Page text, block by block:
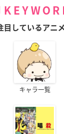
目しているアニ
キャラ一覧